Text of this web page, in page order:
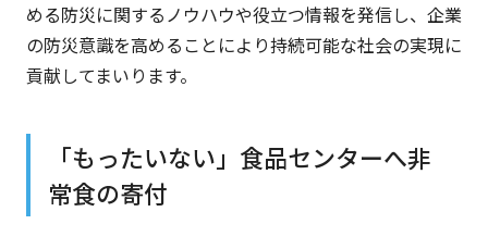
める防災に関するノウハウや役立つ情報を発信し、企業
の防災意識を高めることにより持続可能な社会の実現に
貢献してまいります。
「もったいない」食品センターへ非
常食の寄付